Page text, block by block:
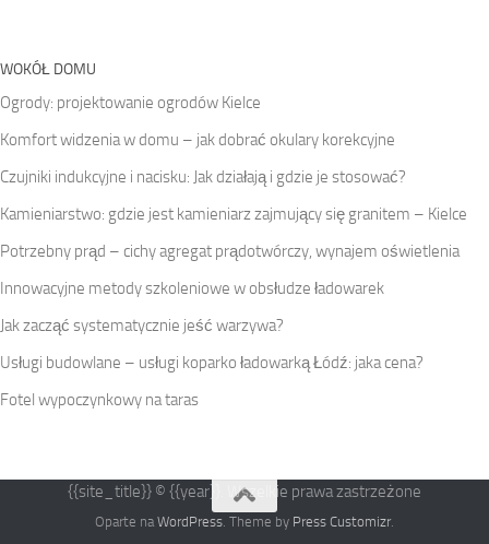
WOKÓŁ DOMU
Ogrody: projektowanie ogrodów Kielce
Komfort widzenia w domu – jak dobrać okulary korekcyjne
Czujniki indukcyjne i nacisku: Jak działają i gdzie je stosować?
Kamieniarstwo: gdzie jest kamieniarz zajmujący się granitem – Kielce
Potrzebny prąd – cichy agregat prądotwórczy, wynajem oświetlenia
Innowacyjne metody szkoleniowe w obsłudze ładowarek
Jak zacząć systematycznie jeść warzywa?
Usługi budowlane – usługi koparko ładowarką Łódź: jaka cena?
Fotel wypoczynkowy na taras
{{site_title}} © {{year}}. Wszelkie prawa zastrzeżone
Oparte naWordPress. Theme by Press Customizr.